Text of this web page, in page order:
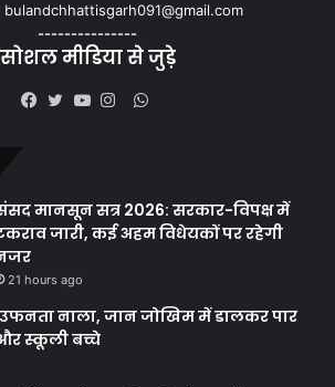
bulandchhattisgarh091@gmail.com
---------------
सोशल मीडिया से जुड़े
WhatsApp
मानसून सत्र 2026: सरकार-विपक्ष में
जारी, कई अहम विधेयकों पर रहेगी
21 hours ago
नाला, जान जोखिम में डालकर पार
स्कूली बच्चे